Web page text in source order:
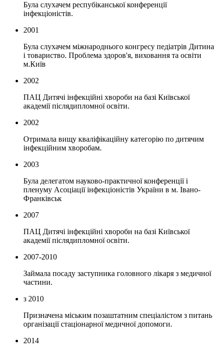
Була слухачем респубіканської конференції
інфекціоністів.
2001
Була слухачем міжнароднього конгресу педіатрів Дитина
і товариство. Проблема здоров'я, виховання та освіти
м.Київ
2002
ПАЦ Дитячі інфекційні хвороби на базі Київської
академії післядипломної освіти.
2002
Отримала вищу кваліфікаційну категорію по дитячим
інфекційним хворобам.
2003
Була делегатом науково-практичної конференції і
пленуму Асоціації інфекціоністів України в м. Івано-
Франківськ
2007
ПАЦ Дитячі інфекційні хвороби на базі Київської
академії післядипломної освіти.
2007-2010
Займала посаду заступника головного лікаря з медичної
частини.
з 2010
Призначена міським позаштатним спеціалістом з питань
організації стаціонарної медичної допомоги.
2014